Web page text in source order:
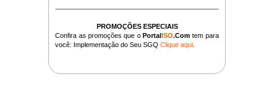
PROMOÇÕES ESPECIAIS
Confira as promoções que oPortalISO.Com tem para
você: Implementação do Seu SGQClique aqui